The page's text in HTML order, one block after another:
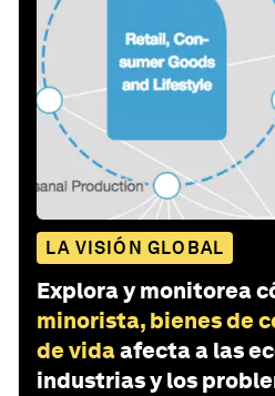
LA VISIÓN GLOBAL
Explora y monitorea
minorista, bienes de
de vidaafecta a las
industrias y los